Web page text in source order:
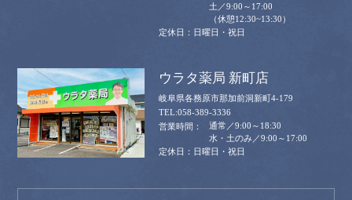
土／9:00～17:00
（休憩12:30~13:30）
日曜日・祝日
ウラタ薬局 新町店
岐阜県各務原市那加前洞新町4-179
058-389-3336
通常／9:00～18:30
水・土のみ／9:00～17:00
日曜日・祝日